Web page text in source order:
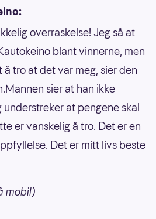
overraskelse! Jeg så at
blant vinnerne, men
tro at det var meg, sier den
sier at han ikke
understreker at pengene skal
er vanskelig å tro. Det er en
Det er mitt livs beste
mobil)